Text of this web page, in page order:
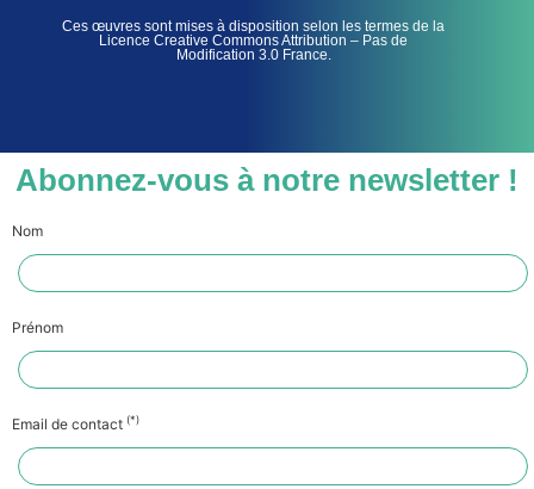
Ces œuvres sont mises à disposition selon les termes de la
Licence Creative Commons Attribution – Pas de
Modification 3.0 France.
Abonnez-vous à notre newsletter !
Nom
Prénom
Email de contact (*)